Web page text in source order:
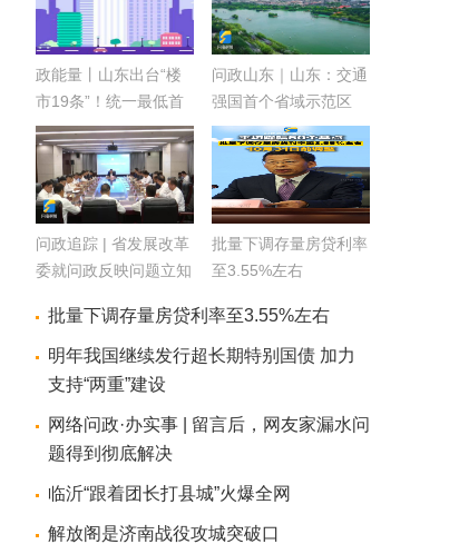
政能量丨山东出台“楼
市19条”！统一最低首
付比例、降低存量房贷
利率
问政山东｜山东：交通
强国首个省域示范区
问政追踪 | 省发展改革
委就问政反映问题立知
批量下调存量房贷利率
至3.55%左右
批量下调存量房贷利率至3.55%左右
明年我国继续发行超长期特别国债 加力
支持“两重”建设
网络问政·办实事 | 留言后，网友家漏水问
题得到彻底解决
临沂“跟着团长打县城”火爆全网
解放阁是济南战役攻城突破口